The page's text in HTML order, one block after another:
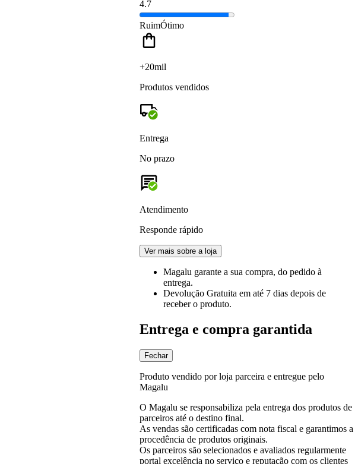
4.7
RuimÓtimo
+20mil
Produtos vendidos
Entrega
No prazo
Atendimento
Responde rápido
Ver mais sobre a loja
Magalu garante a sua compra, do pedido à
entrega.
Devolução Gratuita em até 7 dias depois de
receber o produto.
Entrega e compra garantida
Fechar
Produto vendido por loja parceira e entregue pelo
Magalu
O Magalu se responsabiliza pela entrega dos produtos de
parceiros até o destino final.
As vendas são certificadas com nota fiscal e garantimos a
procedência de produtos originais.
Os parceiros são selecionados e avaliados regularmente
portal excelência no serviço e reputação com os clientes